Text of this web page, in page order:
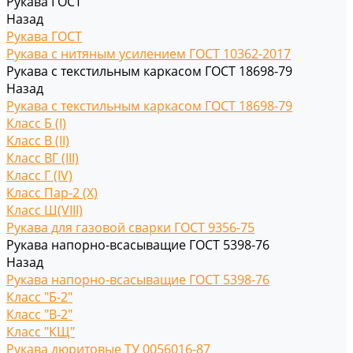
Назад
Рукава ГОСТ
Рукава с нитяным усилением ГОСТ 10362-2017
Рукава с текстильным каркасом ГОСТ 18698-79
Назад
Рукава с текстильным каркасом ГОСТ 18698-79
Класс Б (I)
Класс В (II)
Класс ВГ (III)
Класс Г (IV)
Класс Пар-2 (X)
Класс Ш(VIII)
Рукава для газовой сварки ГОСТ 9356-75
Рукава напорно-всасыващие ГОСТ 5398-76
Назад
Рукава напорно-всасыващие ГОСТ 5398-76
Класс "Б-2"
Класс "В-2"
Класс "КЩ"
Рукава дюритовые ТУ 0056016-87